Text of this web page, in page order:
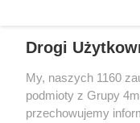
Drogi
My, naszych 1160
podmioty z Grupy
przechowujemy